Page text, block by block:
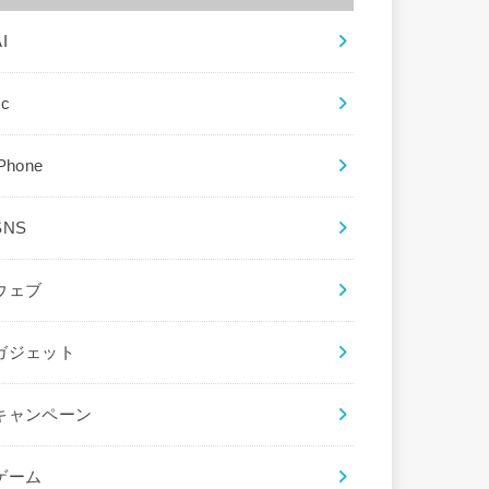
ェブ
ジェット
ャンペーン
ーム